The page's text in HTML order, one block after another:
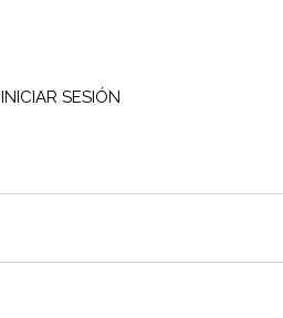
INICIAR SESIÓN